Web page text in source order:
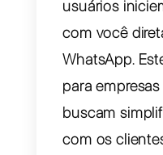
Criar
eis